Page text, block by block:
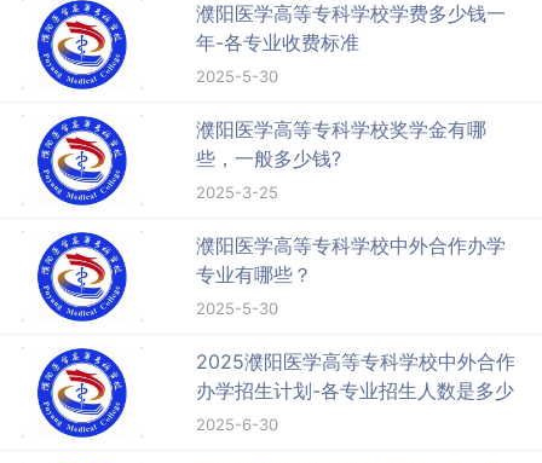
濮阳医学高等专科学校学费多少钱一
年-各专业收费标准
2025-5-30
濮阳医学高等专科学校奖学金有哪
些，一般多少钱?
2025-3-25
濮阳医学高等专科学校中外合作办学
专业有哪些？
2025-5-30
2025濮阳医学高等专科学校中外合作
办学招生计划-各专业招生人数是多少
2025-6-30